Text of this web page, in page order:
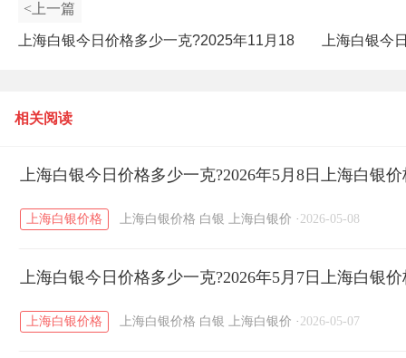
<上一篇
上海白银今日价格多少一克?2025年11月18 上海白银今
相关阅读
上海白银今日价格多少一克?2026年5月8日上海白银
上海白银价格 上海白银价格 白银 上海白银价 · 2026-05-08
上海白银今日价格多少一克?2026年5月7日上海白银
上海白银价格 上海白银价格 白银 上海白银价 · 2026-05-07